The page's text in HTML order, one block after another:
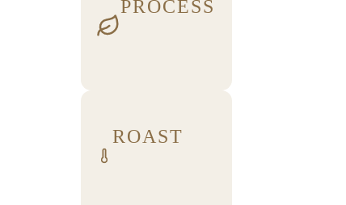
PROCESS
ROAST